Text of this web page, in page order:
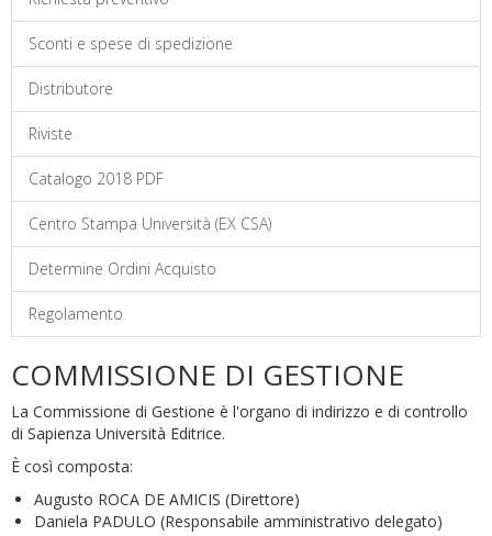
Sconti e spese di spedizione
Distributore
Riviste
Catalogo 2018 PDF
Centro Stampa Università (EX CSA)
Determine Ordini Acquisto
Regolamento
COMMISSIONE DI GESTIONE
La Commissione di Gestione è l'organo di indirizzo e di controllo
di Sapienza Università Editrice.
È così composta:
Augusto ROCA DE AMICIS (Direttore)
Daniela PADULO (Responsabile amministrativo delegato)